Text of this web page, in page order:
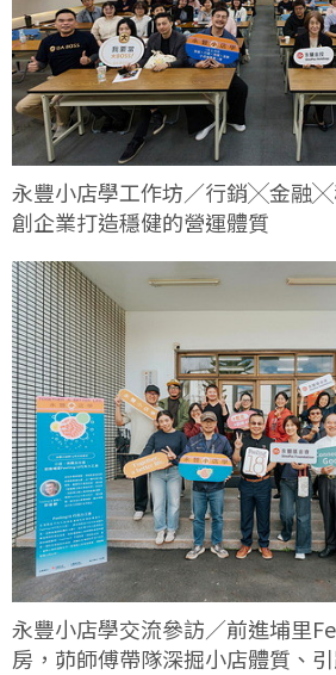
永豐小店學工作坊／行銷╳金融
創企業打造穩健的營運體質
永豐小店學交流參訪／前進埔里
房，茆師傅帶隊深掘小店體質、引